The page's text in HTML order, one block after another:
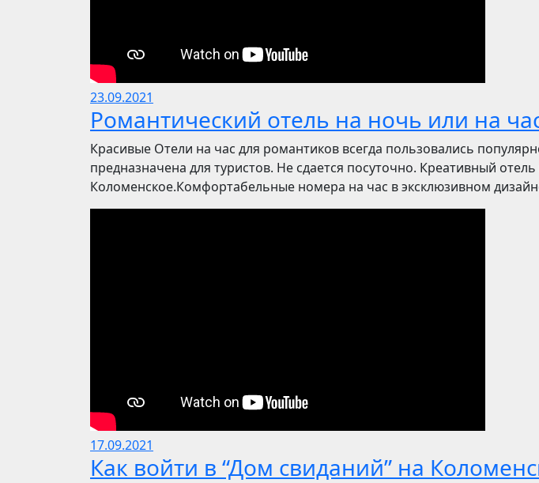
23.09.2021
Романтический отель на ночь или на
Красивые Отели на час для романтиков всегда пользовались
предназначена для туристов. Не сдается посуточно. Креативный
Коломенское.Комфортабельные номера на час в эксклюзивном
17.09.2021
Как войти в “Дом свиданий” на